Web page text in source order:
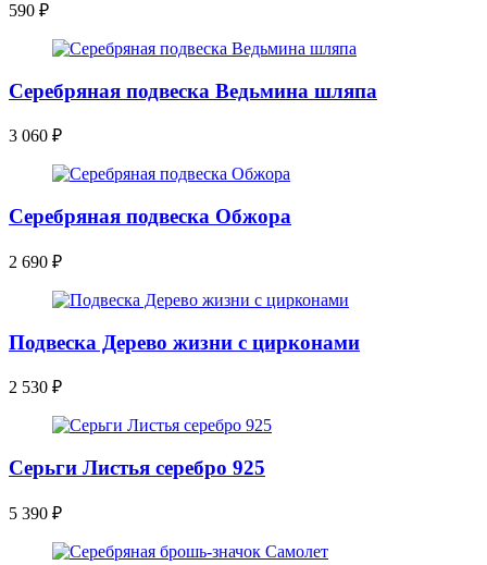
590 ₽
Серебряная подвеска Ведьмина шляпа
3 060 ₽
Серебряная подвеска Обжора
2 690 ₽
Подвеска Дерево жизни с цирконами
2 530 ₽
Серьги Листья серебро 925
5 390 ₽